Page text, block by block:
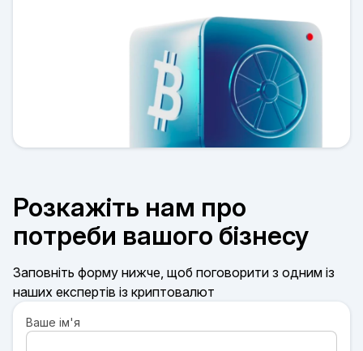
Розкажіть нам про
потреби вашого бізнесу
Заповніть форму нижче, щоб поговорити з одним із
наших експертів із криптовалют
Ваше ім'я